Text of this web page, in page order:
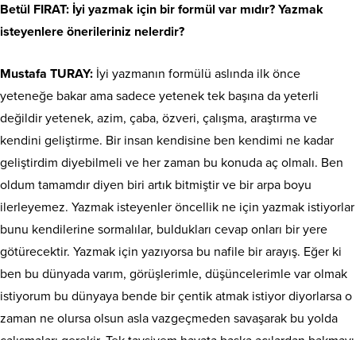
Betül FIRAT: İyi yazmak için bir formül var mıdır? Yazmak
isteyenlere önerileriniz nelerdir?
Mustafa TURAY: İyi yazmanın formülü aslında ilk önce
yeteneğe bakar ama sadece yetenek tek başına da yeterli
değildir yetenek, azim, çaba, özveri, çalışma, araştırma ve
kendini geliştirme. Bir insan kendisine ben kendimi ne kadar
geliştirdim diyebilmeli ve her zaman bu konuda aç olmalı. Ben
oldum tamamdır diyen biri artık bitmiştir ve bir arpa boyu
ilerleyemez. Yazmak isteyenler öncellik ne için yazmak istiyorlar
bunu kendilerine sormalılar, buldukları cevap onları bir yere
götürecektir. Yazmak için yazıyorsa bu nafile bir arayış. Eğer ki
ben bu dünyada varım, görüşlerimle, düşüncelerimle var olmak
istiyorum bu dünyaya bende bir çentik atmak istiyor diyorlarsa o
zaman ne olursa olsun asla vazgeçmeden savaşarak bu yolda